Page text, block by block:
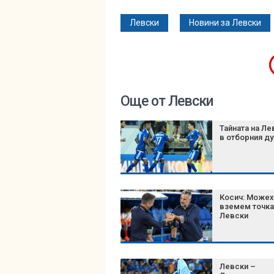
Левски Новини за Левски
Още от Левски
Тайната на
в отборния
Косич:
вземем
Левски
Левски –